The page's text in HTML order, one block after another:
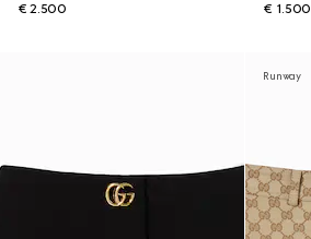
€ 2.500
€ 1.500
Runway